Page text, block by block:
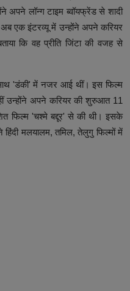
अपने लॉन्ग टाइम ब्वॉयफ्रेंड से शादी
एक इंटरव्यू में उन्होंने अपने करियर
कि वह प्रीति जिंटा की वजह से
'डंकी' में नजर आई थीं। इस फिल्म
उन्होंने अपने करियर की शुरुआत 11
फिल्म 'चश्मे बद्दूर' से की थी। इसके
हिंदी मलयालम, तमिल, तेलुगु फिल्मों में